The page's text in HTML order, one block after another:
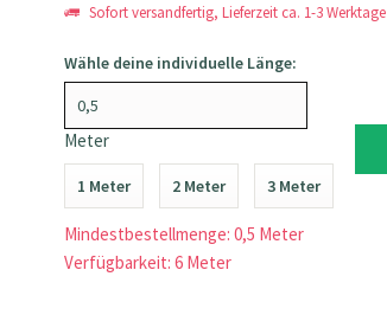
Sofort versandfertig, Lieferzeit ca. 1-3 Werktage
Wähle deine individuelle Länge:
Meter
1 Meter 2 Meter 3 Meter
Mindestbestellmenge: 0,5 Meter
Verfügbarkeit: 6 Meter